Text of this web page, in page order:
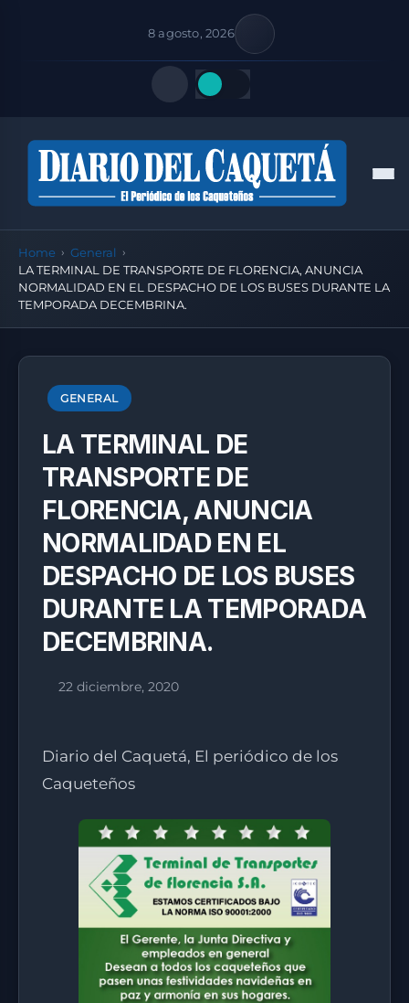
8 agosto, 2026
Quick Links
Menu
Home
General
LA TERMINAL DE TRANSPORTE DE FLORENCIA, ANUNCIA
NORMALIDAD EN EL DESPACHO DE LOS BUSES DURANTE LA
TEMPORADA DECEMBRINA.
GENERAL
LA TERMINAL DE
TRANSPORTE DE
FLORENCIA, ANUNCIA
NORMALIDAD EN EL
DESPACHO DE LOS BUSES
DURANTE LA TEMPORADA
DECEMBRINA.
22 diciembre, 2020
Diario del Caquetá, El periódico de los
Caqueteños